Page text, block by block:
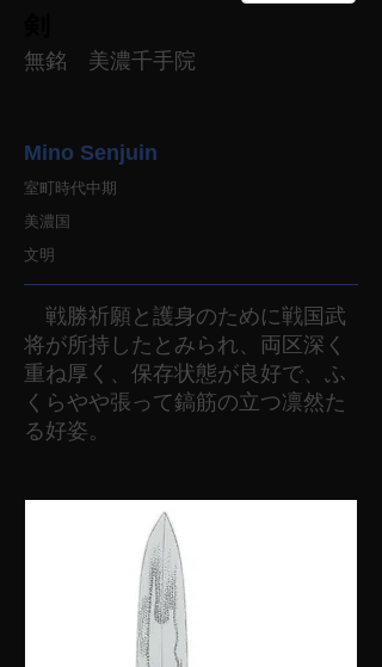
無銘 美濃千手院
Mino Senjuin
室町時代中期
美濃国
文明
戦勝祈願と護身のために戦国武
将が所持したとみられ、両区深く
重ね厚く、保存状態が良好で、ふ
くらやや張って鎬筋の立つ凛然た
る好姿。